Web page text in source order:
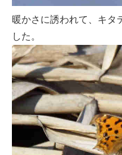
暖かさに誘われて、キタ
した。